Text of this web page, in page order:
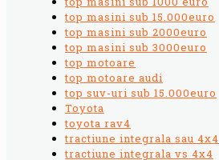
top masini sub 15.000euro
top masini sub 2000euro
top masini sub 3000euro
top motoare
top motoare audi
top suv-uri sub 15.000euro
Toyota
toyota rav4
tractiune integrala sau 4x4
tractiune integrala vs 4x4